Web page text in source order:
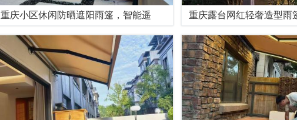
重庆小区休闲防晒遮阳雨篷，智能遥 重庆露台网红轻奢造型雨